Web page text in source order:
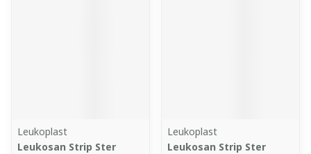
Leukoplast
Leukosan Strip Ster
Leukoplast
Leukosan Strip Ster